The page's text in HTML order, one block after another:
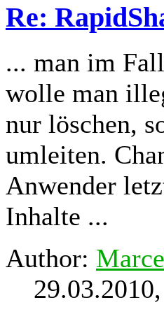
Re:
... man im
wolle man
nur löschen,
umleiten.
Anwender
Inhalte ...
Author: